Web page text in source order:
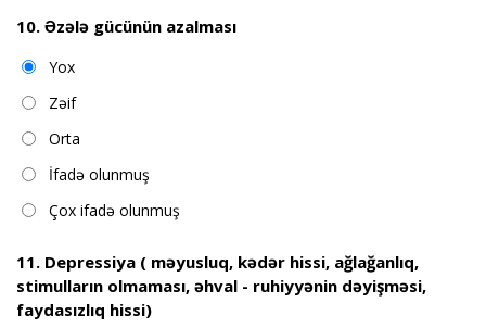
10. Əzələ gücünün azalması
Yox
Zəif
Orta
İfadə olunmuş
Çox ifadə olunmuş
11. Depressiya ( məyusluq, kədər hissi, ağlağanlıq,
stimulların olmaması, əhval - ruhiyyənin dəyişməsi,
faydasızlıq hissi)